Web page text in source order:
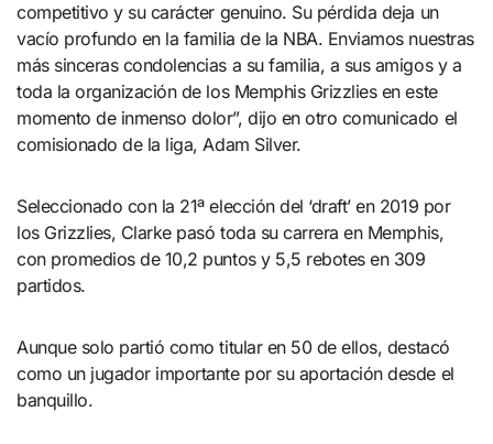
competitivo y su carácter genuino. Su pérdida deja un
vacío profundo en la familia de la NBA. Enviamos nuestras
más sinceras condolencias a su familia, a sus amigos y a
toda la organización de los Memphis Grizzlies en este
momento de inmenso dolor”, dijo en otro comunicado el
comisionado de la liga, Adam Silver.
Seleccionado con la 21ª elección del ‘draft’ en 2019 por
los Grizzlies, Clarke pasó toda su carrera en Memphis,
con promedios de 10,2 puntos y 5,5 rebotes en 309
partidos.
Aunque solo partió como titular en 50 de ellos, destacó
como un jugador importante por su aportación desde el
banquillo.